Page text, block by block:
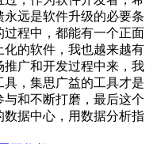
远是软件升级的必要条
程中，都能有一个正面
的软件，我也越来越有
广和开发过程中来，我
，集思广益的工具才是
和不断打磨，最后这个
据中心，用数据分析指